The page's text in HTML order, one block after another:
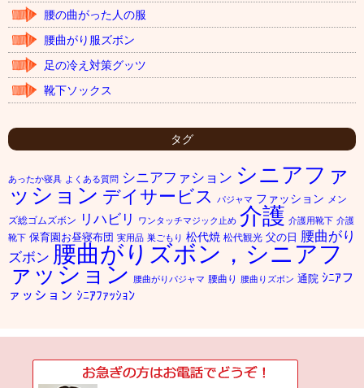
腰の曲がった人の服
腰曲がり服ズボン
足の冷え対策グッツ
靴下ソックス
タグ
あったか寝具 よくある質問 シニアファション シニアファ
ッション デイサービス パジャマ ファッション メン
ズ総ゴムズボン
リハビリ ワンタッチマジック止め 介護 介護用靴下 介護
靴下 保育園お昼寝布団 実用品 巣ごもり 松代焼 松代観光 父の日 腰曲がり
ズボン 腰曲がりズボン，シニアフ
ァッション 腰曲がりパジャマ 腰曲り 腰曲りズボン 通院 ｼﾆｱフ
ァッション ｼﾆｱﾌｧｯｼｮﾝ